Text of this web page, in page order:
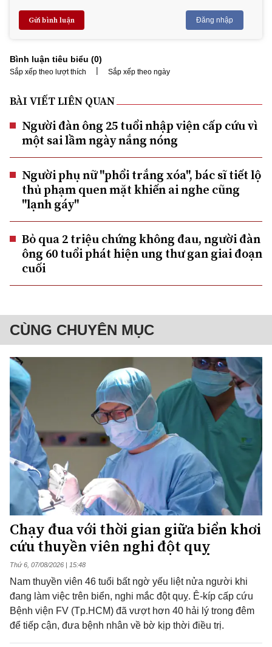
Gửi bình luận Đăng nhập
Bình luận tiêu biểu (0)
Sắp xếp theo lượt thích | Sắp xếp theo ngày
BÀI VIẾT LIÊN QUAN
Người đàn ông 25 tuổi nhập viện cấp cứu vì
một sai lầm ngày nắng nóng
Người phụ nữ "phổi trắng xóa", bác sĩ tiết lộ
thủ phạm quen mặt khiến ai nghe cũng
"lạnh gáy"
Bỏ qua 2 triệu chứng không đau, người đàn
ông 60 tuổi phát hiện ung thư gan giai đoạn
cuối
CÙNG CHUYÊN MỤC
Chạy đua với thời gian giữa biển khơi
cứu thuyền viên nghi đột quỵ
Thứ 6, 07/08/2026 | 15:48
Nam thuyền viên 46 tuổi bất ngờ yếu liệt nửa người khi
đang làm việc trên biển, nghi mắc đột quỵ. Ê-kíp cấp cứu
Bệnh viện FV (Tp.HCM) đã vượt hơn 40 hải lý trong đêm
để tiếp cận, đưa bệnh nhân về bờ kịp thời điều trị.